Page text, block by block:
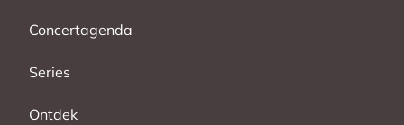
Concertagenda
Series
Ontdek